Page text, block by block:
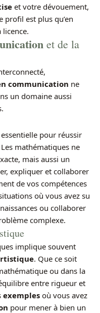
et votre dévouement,
profil est plus qu’en
licence.
et de la
communication ne
un domaine aussi
pour réussir
mathématiques ne
mais aussi un
expliquer et collaborer
de vos compétences
où vous avez su
ou collaborer
complexe.
implique souvent
. Que ce soit
ou dans la
entre rigueur et
exemples où vous avez
pour mener à bien un